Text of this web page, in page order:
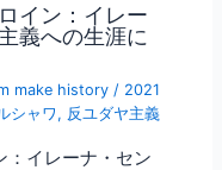
イン：イレー
義への生涯に
make history / 2021
シャワ, 反ユダヤ主義
：イレーナ・セン